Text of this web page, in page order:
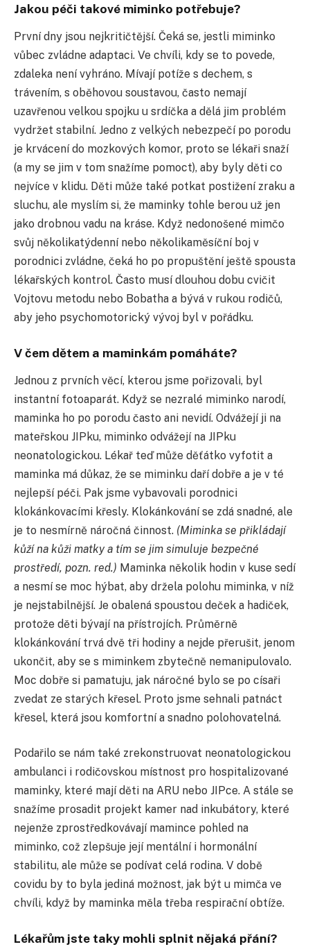
Jakou péči takové miminko potřebuje?
První dny jsou nejkritičtější. Čeká se, jestli miminko
vůbec zvládne adaptaci. Ve chvíli, kdy se to povede,
zdaleka není vyhráno. Mívají potíže s dechem, s
trávením, s oběhovou soustavou, často nemají
uzavřenou velkou spojku u srdíčka a dělá jim problém
vydržet stabilní. Jedno z velkých nebezpečí po porodu
je krvácení do mozkových komor, proto se lékaři snaží
(a my se jim v tom snažíme pomoct), aby byly děti co
nejvíce v klidu. Děti může také potkat postižení zraku a
sluchu, ale myslím si, že maminky tohle berou už jen
jako drobnou vadu na kráse. Když nedonošené mimčo
svůj několikatýdenní nebo několikaměsíční boj v
porodnici zvládne, čeká ho po propuštění ještě spousta
lékařských kontrol. Často musí dlouhou dobu cvičit
Vojtovu metodu nebo Bobatha a bývá v rukou rodičů,
aby jeho psychomotorický vývoj byl v pořádku.
V čem dětem a maminkám pomáháte?
Jednou z prvních věcí, kterou jsme pořizovali, byl
instantní fotoaparát. Když se nezralé miminko narodí,
maminka ho po porodu často ani nevidí. Odvážejí ji na
mateřskou JIPku, miminko odvážejí na JIPku
neonatologickou. Lékař teď může děťátko vyfotit a
maminka má důkaz, že se miminku daří dobře a je v té
nejlepší péči. Pak jsme vybavovali porodnici
klokánkovacími křesly. Klokánkování se zdá snadné, ale
je to nesmírně náročná činnost. (Miminka se přikládají
kůží na kůži matky a tím se jim simuluje bezpečné
prostředí, pozn. red.) Maminka několik hodin v kuse sedí
a nesmí se moc hýbat, aby držela polohu miminka, v níž
je nejstabilnější. Je obalená spoustou deček a hadiček,
protože děti bývají na přístrojích. Průměrně
klokánkování trvá dvě tři hodiny a nejde přerušit, jenom
ukončit, aby se s miminkem zbytečně nemanipulovalo.
Moc dobře si pamatuju, jak náročné bylo se po císaři
zvedat ze starých křesel. Proto jsme sehnali patnáct
křesel, která jsou komfortní a snadno polohovatelná.
Podařilo se nám také zrekonstruovat neonatologickou
ambulanci i rodičovskou místnost pro hospitalizované
maminky, které mají děti na ARU nebo JIPce. A stále se
snažíme prosadit projekt kamer nad inkubátory, které
nejenže zprostředkovávají mamince pohled na
miminko, což zlepšuje její mentální i hormonální
stabilitu, ale může se podívat celá rodina. V době
covidu by to byla jediná možnost, jak být u mimča ve
chvíli, když by maminka měla třeba respirační obtíže.
Lékařům jste taky mohli splnit nějaká přání?